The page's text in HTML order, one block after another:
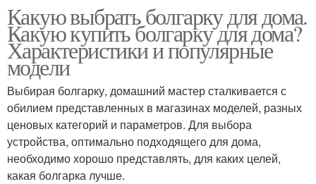
Какую выбрать болгарку для дома.
Какую купить болгарку для дома?
Характеристики и популярные
модели
Выбирая болгарку, домашний мастер сталкивается с
обилием представленных в магазинах моделей, разных
ценовых категорий и параметров. Для выбора
устройства, оптимально подходящего для дома,
необходимо хорошо представлять, для каких целей,
какая болгарка лучше.